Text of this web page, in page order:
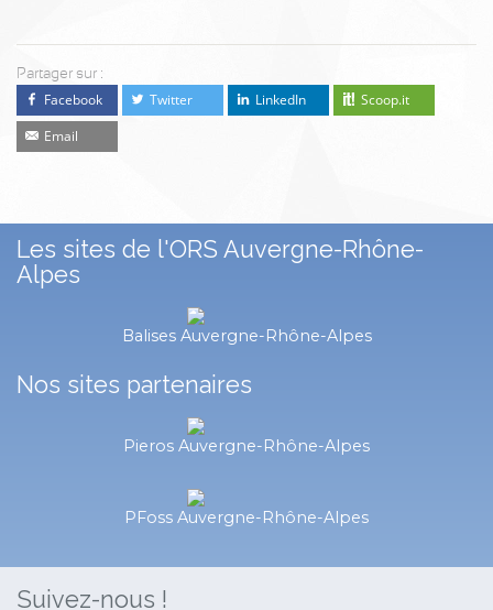
Partager sur :
Facebook Twitter LinkedIn
Scoop.it
Email
Les sites de l'ORS Auvergne-Rhône-
Alpes
Balises Auvergne-Rhône-Alpes
Nos sites partenaires
Pieros Auvergne-Rhône-Alpes
PFoss Auvergne-Rhône-Alpes
Suivez-nous !